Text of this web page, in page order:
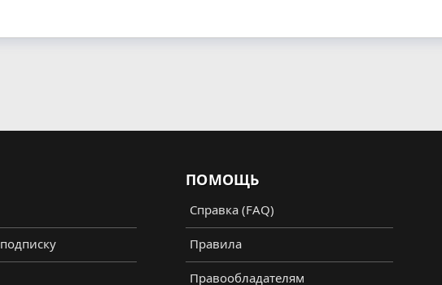
ПОМОЩЬ
Справка (FAQ)
Правила
Правообладателям